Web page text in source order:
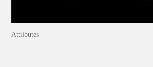
Attributes